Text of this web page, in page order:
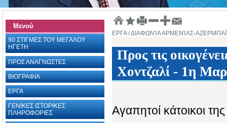
Μενού
90 ΣΤΙΓΜΕΣ ΤΟΥ ΜΕΓΑΛΟΥ
ΗΓΕΤΗ
ΠΡΟΣ ΑΝΑΓΝΩΣΤΕΣ
ΒΙΟΓΡΑΦΙΑ ‎
ΕΡΓΑ
ΓΕΝΙΚΕΣ ΙΣΤΟΡΙΚΕΣ
ΠΛΗΡΟΦΟΡΙΕΣ
ΕΡΓΑ/ ΔΙΑΦΩΝΊΑ ΑΡΜΕΝΊΑΣ-
Προς τις
Χοντζαλί - 1η
Αγαπητοί κάτοικοι